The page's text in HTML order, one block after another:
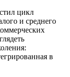
цикл
и среднего
в